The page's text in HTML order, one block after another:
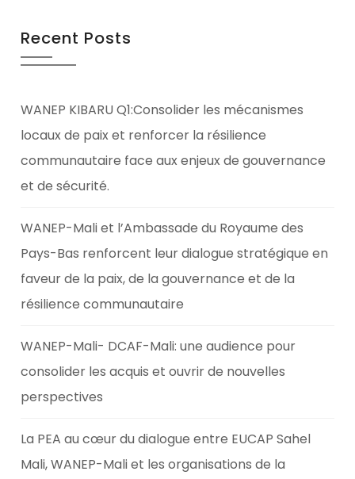
Recent Posts
WANEP KIBARU Q1:Consolider les mécanismes
locaux de paix et renforcer la résilience
communautaire face aux enjeux de gouvernance
et de sécurité.
WANEP-Mali et l’Ambassade du Royaume des
Pays-Bas renforcent leur dialogue stratégique en
faveur de la paix, de la gouvernance et de la
résilience communautaire
WANEP-Mali- DCAF-Mali: une audience pour
consolider les acquis et ouvrir de nouvelles
perspectives
La PEA au cœur du dialogue entre EUCAP Sahel
Mali, WANEP-Mali et les organisations de la